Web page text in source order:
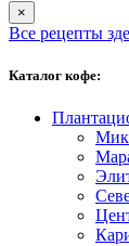
×
Все рецепты
Каталог кофе: